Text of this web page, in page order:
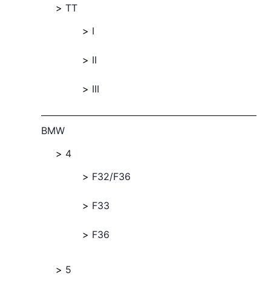
TT
I
II
III
BMW
4
F32/F36
F33
F36
5